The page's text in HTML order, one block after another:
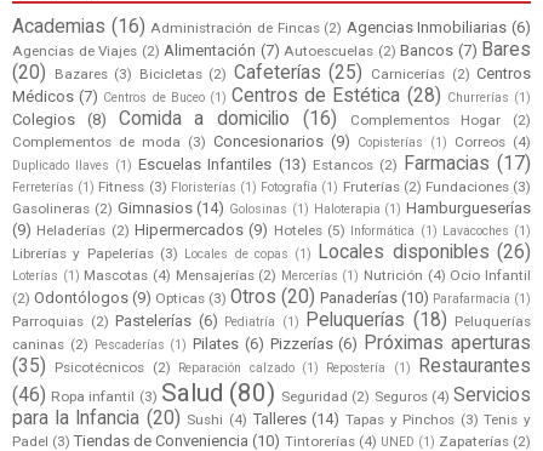
Academias (16) Administración de Fincas (2) Agencias Inmobiliarias (6)
Agencias de Viajes (2) Alimentación (7) Autoescuelas (2) Bancos (7) Bares
(20)
Bazares (3) Bicicletas (2) Cafeterías (25) Carnicerías (2) Centros
Médicos (7) Centros de Buceo (1) Centros de Estética (28) Churrerías (1)
Colegios (8) Comida a domicilio (16) Complementos Hogar
(2)
Complementos de moda (3) Concesionarios (9) Copisterías (1) Correos (4)
Duplicado llaves (1) Escuelas Infantiles (13) Estancos (2) Farmacias (17)
Ferreterías (1) Fitness (3) Floristerías (1) Fotografía (1) Fruterías (2) Fundaciones (3)
Gasolineras (2) Gimnasios (14) Golosinas (1) Haloterapia (1) Hamburgueserías
(9) Heladerías (2) Hipermercados (9) Hoteles (5) Informática (1) Lavacoches (1)
Librerías y Papelerías (3) Locales de copas (1) Locales disponibles (26)
Loterías (1) Mascotas (4) Mensajerías (2) Mercerías (1) Nutrición (4) Ocio Infantil
(2) Odontólogos (9) Opticas (3) Otros (20) Panaderías (10) Parafarmacia (1)
Parroquias (2) Pastelerías (6) Pediatría (1) Peluquerías (18) Peluquerías
caninas (2) Pescaderías (1) Pilates (6) Pizzerías (6) Próximas aperturas
(35)
Psicotécnicos (2) Reparación calzado (1) Repostería (1)
Restaurantes
(46) Ropa infantil (3) Salud (80) Seguridad (2) Seguros (4) Servicios
para la Infancia (20) Sushi (4) Talleres (14) Tapas y Pinchos (3) Tenis y
Padel (3) Tiendas de Conveniencia (10) Tintorerías (4) UNED (1) Zapaterías (2)